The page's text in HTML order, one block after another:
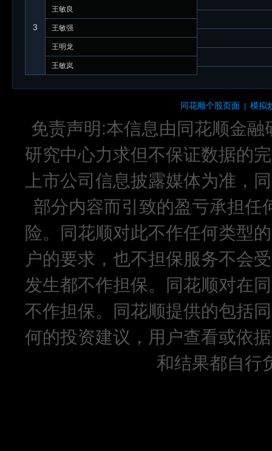
3
王敏良
王敏强
王明龙
王敏岚
同花顺个股页面 模拟
免责声明:本信息由同花顺金
研究中心力求但不保证数据的
上市公司信息披露媒体为准，
部分内容而引致的盈亏承担任
险。同花顺对此不作任何类型
户的要求，也不担保服务不会
发生都不作担保。同花顺对在
不作担保。同花顺提供的包括
何的投资建议，用户查看或依
和结果都自行